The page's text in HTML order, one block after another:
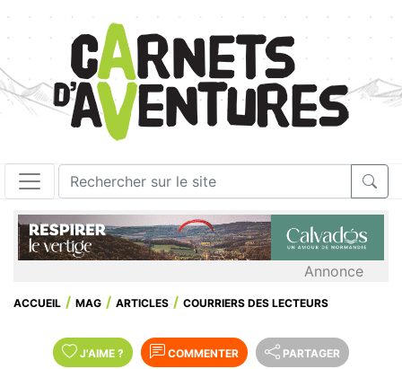
Annonce
ACCUEIL MAG ARTICLES COURRIERS DES LECTEURS
J'AIME ? COMMENTER PARTAGER